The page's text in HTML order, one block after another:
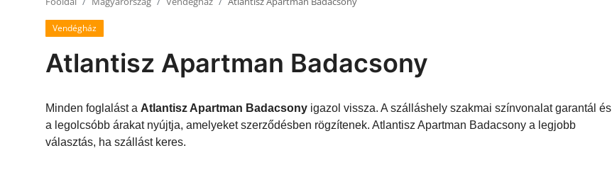
Horvátország
Szállások Hajdúszoboszlón
Vendégház
Atlantisz Apartman Badacsony
Minden foglalást a Atlantisz Apartman Badacsony igazol vissza. A szálláshely szakmai színvonalat garantál és
a legolcsóbb árakat nyújtja, amelyeket szerződésben rögzítenek. Atlantisz Apartman Badacsony a legjobb
választás, ha szállást keres.